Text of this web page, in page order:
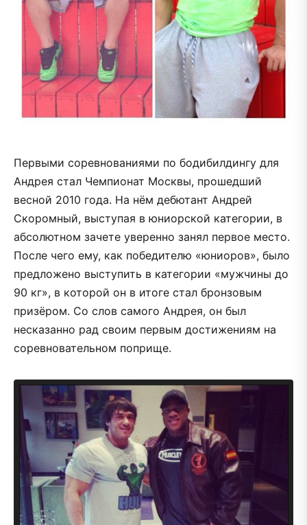
Первыми соревнованиями по бодибилдингу для
Андрея стал Чемпионат Москвы, прошедший
весной 2010 года. На нём дебютант Андрей
Скоромный, выступая в юниорской категории, в
абсолютном зачете уверенно занял первое место.
После чего ему, как победителю «юниоров», было
предложено выступить в категории «мужчины до
90 кг», в которой он в итоге стал бронзовым
призёром. Со слов самого Андрея, он был
несказанно рад своим первым достижениям на
соревновательном поприще.